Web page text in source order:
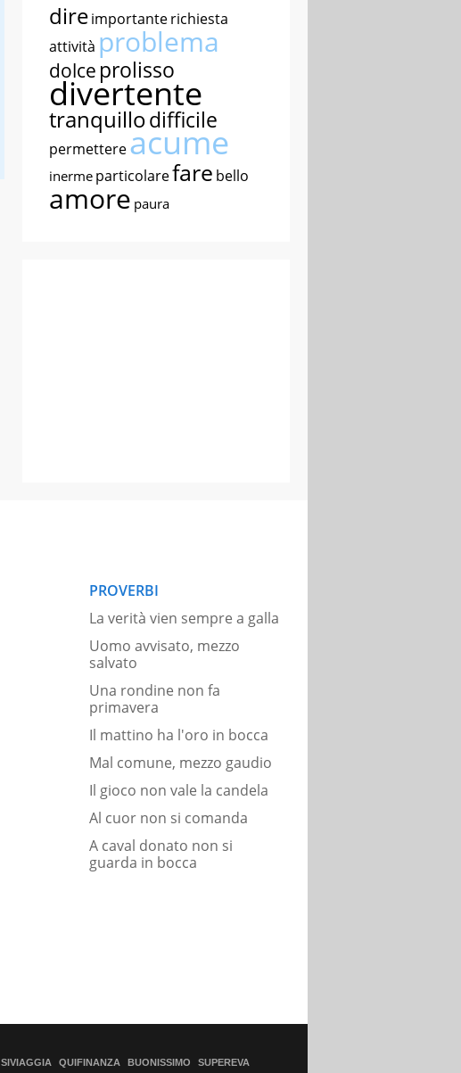
direimportanterichiesta
attività problema
dolce prolisso
divertente
tranquillodifficile
permettereacume
inerme particolarefare bello
amore paura
PROVERBI
La verità vien sempre a galla
Uomo avvisato, mezzo
salvato
Una rondine non fa
primavera
Il mattino ha l'oro in bocca
Mal comune, mezzo gaudio
Il gioco non vale la candela
Al cuor non si comanda
A caval donato non si
guarda in bocca
SIVIAGGIA QUIFINANZA BUONISSIMO SUPEREVA